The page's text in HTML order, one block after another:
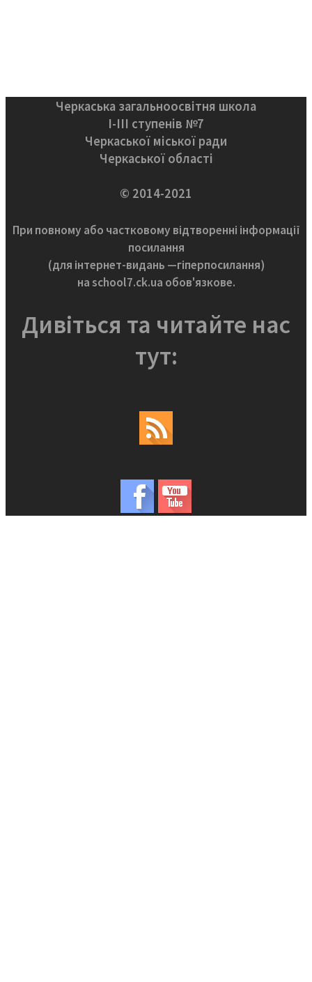
Черкаська загальноосвітня школа
І-ІІІ ступенів №7
Черкаської міської ради
Черкаської області
© 2014-2021
При повному або частковому відтворенні інформації
посилання
(для інтернет-видань —гіперпосилання)
на school7.ck.ua обов'язкове.
Дивіться та читайте нас
тут: